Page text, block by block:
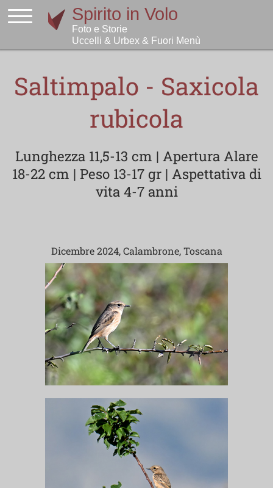
Saltimpalo - Saxicola
rubicola
Lunghezza 11,5-13 cm | Apertura Alare
18-22 cm | Peso 13-17 gr | Aspettativa di
vita 4-7 anni
Dicembre 2024, Calambrone, Toscana